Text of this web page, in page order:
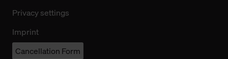
Privacy settings
Imprint
Cancellation Form